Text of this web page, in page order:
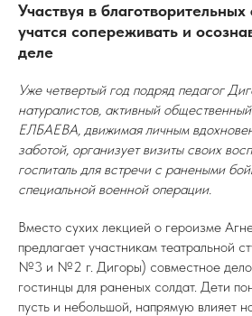
Участвуя в благотворительных
учатся сопереживать и
деле
Уже четвертый год подряд педагог
натуралистов, активный
ЕЛБАЕВА, движимая личным
заботой, организует визиты своих
госпиталь для встречи с ранеными
специальной военной операции.
Вместо сухих лекцией о героизме
предлагает участникам театральной
№3 и №2 г. Дигоры) совместное дело:
гостинцы для раненых солдат. Дети
пусть и небольшой, напрямую влияет